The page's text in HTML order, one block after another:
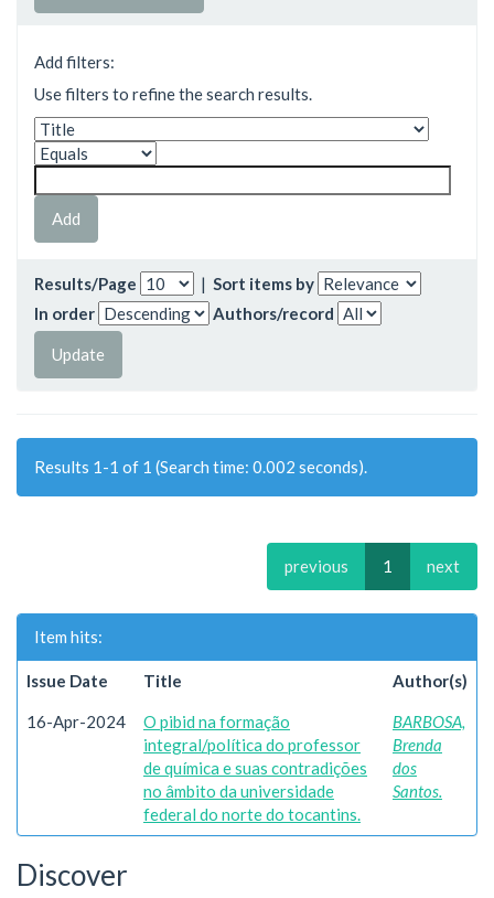
Add filters:
Use filters to refine the search results.
Results/Page | Sort items by
In order
Authors/record
Results 1-1 of 1 (Search time: 0.002 seconds).
previous 1 next
Item hits:
Issue Date Title Author(s)
16-Apr-2024
O pibid na formação
integral/política do professor
de química e suas contradições
no âmbito da universidade
federal do norte do tocantins.
BARBOSA,
Brenda
dos
Santos.
Discover